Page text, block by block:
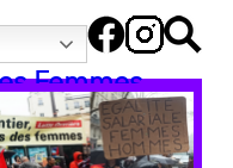
Femmes